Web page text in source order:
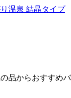
温泉 結晶タイプ
品からおすすめバ